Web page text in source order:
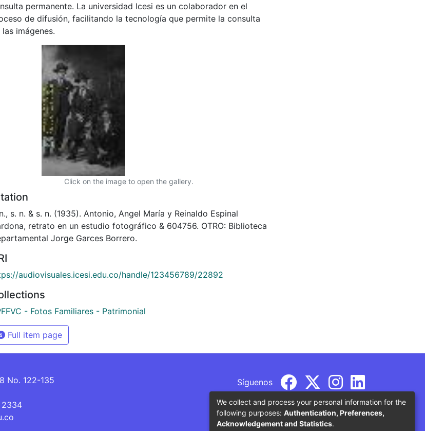
permanente. La universidad Icesi es un colaborador en el
de difusión, facilitando la tecnología que permite la consulta
las imágenes.
Click on the image to open the gallery.
s. n. & s. n. (1935). Antonio, Angel María y Reinaldo Espinal
retrato en un estudio fotográfico & 604756. OTRO: Biblioteca
Jorge Garces Borrero.
audiovisuales.icesi.edu.co/handle/123456789/22892
- Fotos Familiares - Patrimonial
Full item page
No. 122-135
2334
Síguenos
We collect and process your personal information for the
following purposes: Authentication, Preferences,
Acknowledgement and Statistics.